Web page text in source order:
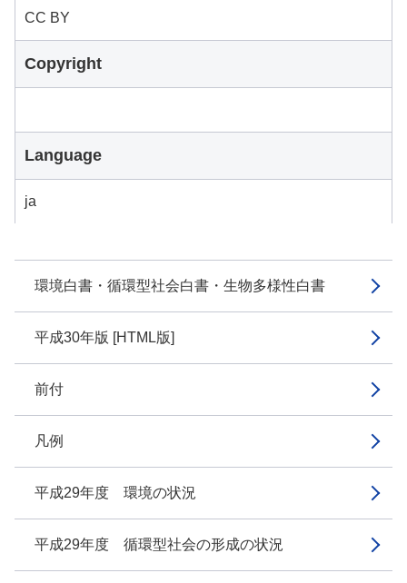
環境白書・循環型社会白書・生物多様性白書
平成30年版 [HTML版]
前付
凡例
平成29年度 環境の状況
平成29年度 循環型社会の形成の状況
CC BY
Copyright
Language
ja